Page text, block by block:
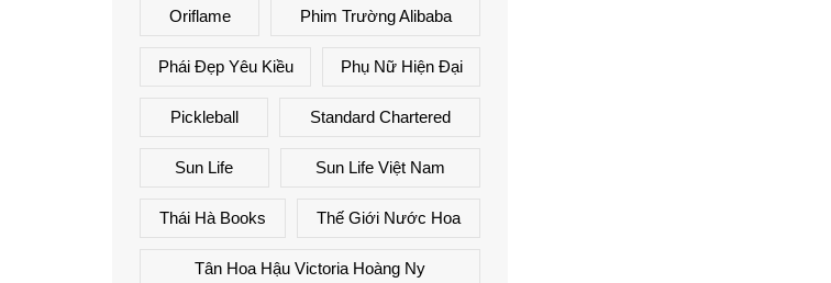
Oriflame Phim Trường Alibaba
Phái Đẹp Yêu Kiều Phụ Nữ Hiện Đại
Pickleball Standard Chartered
Sun Life Sun Life Việt Nam
Thái Hà Books Thế Giới Nước Hoa
Tân Hoa Hậu Victoria Hoàng Ny